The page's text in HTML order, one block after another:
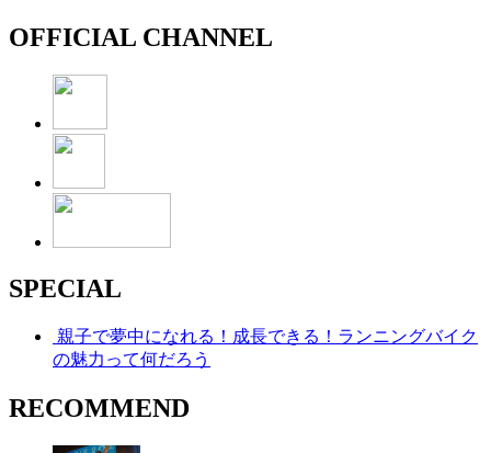
OFFICIAL CHANNEL
SPECIAL
親子で夢中になれる！成長できる！ランニングバイク
の魅力って何だろう
RECOMMEND